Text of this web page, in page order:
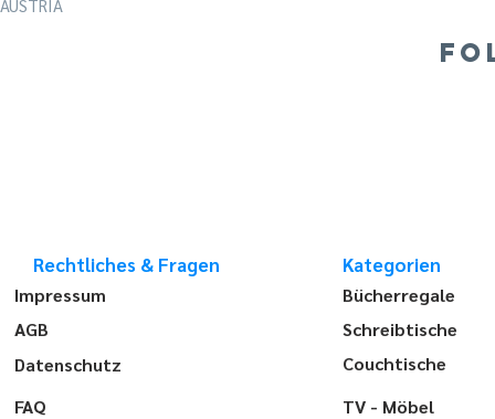
AUSTRIA
Rechtliches & Fragen
Impressum
AGB
Datenschutz
FAQ
Kategorien
Bücherregale
Schreibtische
Couchtische
TV - Möbel